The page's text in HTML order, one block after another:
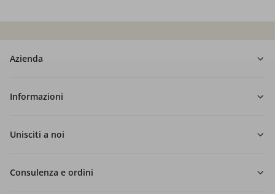
Azienda
Informazioni
Unisciti a noi
Consulenza e ordini